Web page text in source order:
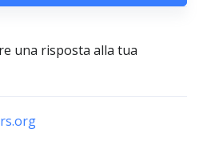
una risposta alla tua